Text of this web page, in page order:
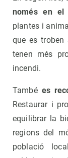
només en el
plantes i
que es troben
tenen més
incendi.
També es
Restaurar i
equilibrar la
regions del
població